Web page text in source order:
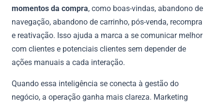
momentos da compra, como boas-vindas, abandono de
navegação, abandono de carrinho, pós-venda, recompra
e reativação. Isso ajuda a marca a se comunicar melhor
com clientes e potenciais clientes sem depender de
ações manuais a cada interação.
Quando essa inteligência se conecta à gestão do
negócio, a operação ganha mais clareza. Marketing